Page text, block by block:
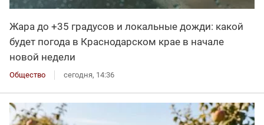
Жара до +35 градусов и локальные дожди: какой
будет погода в Краснодарском крае в начале
новой недели
Общество сегодня, 14:36